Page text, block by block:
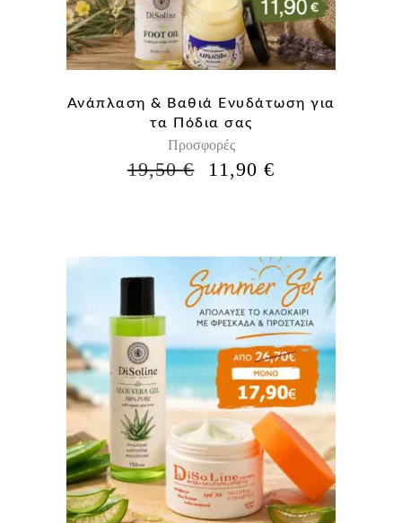
Ανάπλαση & Βαθιά Ενυδάτωση για
τα Πόδια σας
Προσφορές
19,50€
Η
11,90€